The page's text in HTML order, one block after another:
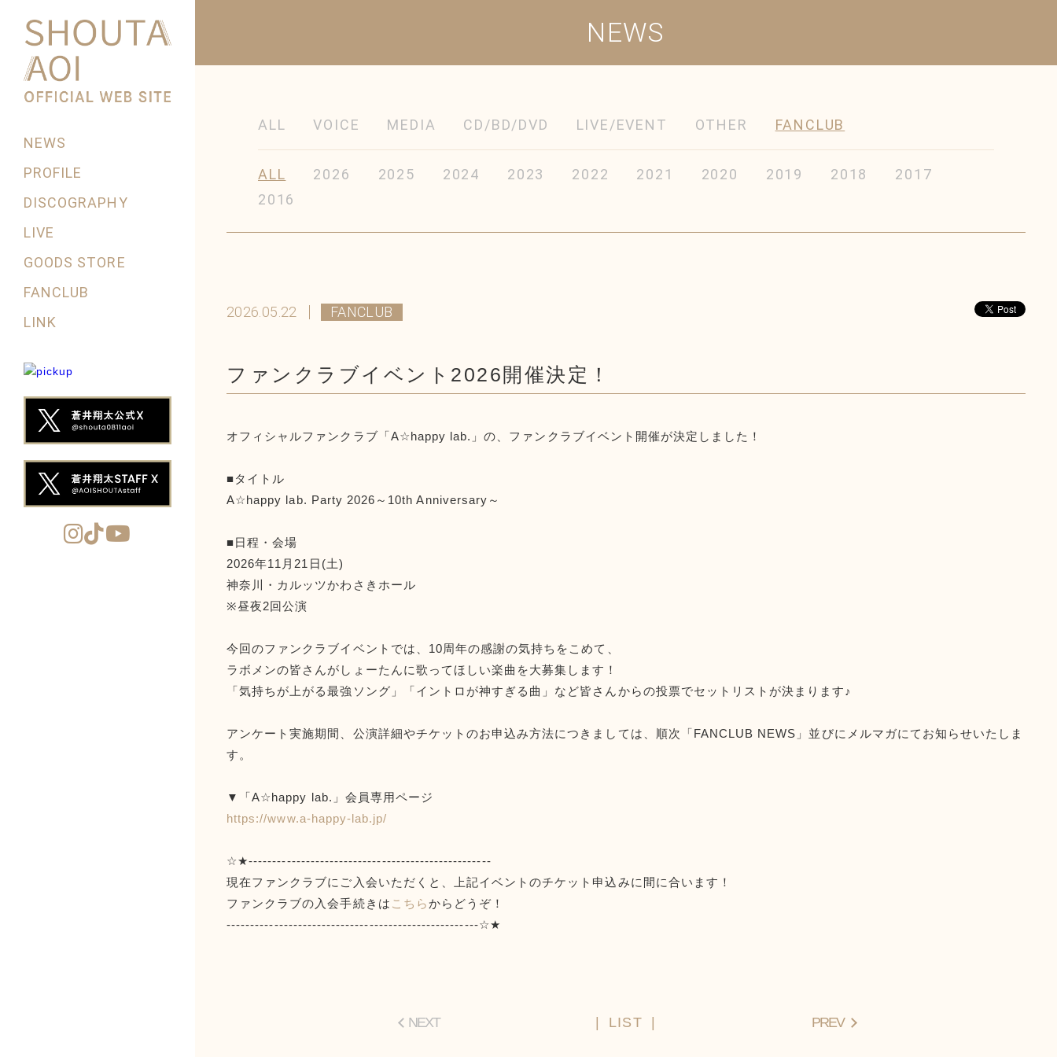
NEWS
PROFILE
DISCOGRAPHY
LIVE
GOODS STORE
FANCLUB
LINK
NEWS
ALL VOICE MEDIA CD/BD/DVD LIVE/EVENT OTHER FANCLUB
ALL 2026 2025 2024 2023 2022 2021 2020 2019 2018
2017
2016
2026.05.22 FANCLUB
ファンクラブイベント2026開催決定！
オフィシャルファンクラブ「A☆happy lab.」の、ファンクラブイベント開催が決定しました！
■タイトル
A☆happy lab. Party 2026～10th Anniversary～
■日程・会場
2026年11月21日(土)
神奈川・カルッツかわさきホール
※昼夜2回公演
今回のファンクラブイベントでは、10周年の感謝の気持ちをこめて、
ラボメンの皆さんがしょーたんに歌ってほしい楽曲を大募集します！
「気持ちが上がる最強ソング」「イントロが神すぎる曲」など皆さんからの投票でセットリストが決まります♪
アンケート実施期間、公演詳細やチケットのお申込み方法につきましては、順次「FANCLUB NEWS」並びにメルマガにてお知らせいたしま
す。
▼「A☆happy lab.」会員専用ページ
https://www.a-happy-lab.jp/
☆★---------------------------------------------------
現在ファンクラブにご入会いただくと、上記イベントのチケット申込みに間に合います！
ファンクラブの入会手続きは こちらからどうぞ！
-----------------------------------------------------☆★
NEXT LIST PREV